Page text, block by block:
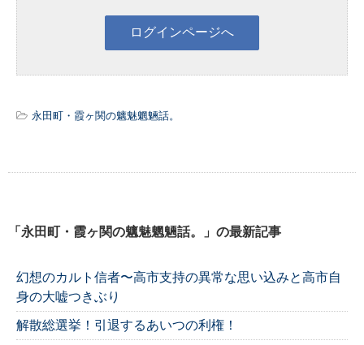
永田町・霞ヶ関の魑魅魍魎話。
「永田町・霞ヶ関の魑魅魍魎話。」の最新記事
幻想のカルト信者〜高市支持の異常な思い込みと高市自
身の大嘘つきぶり
解散総選挙！引退するあいつの利権！